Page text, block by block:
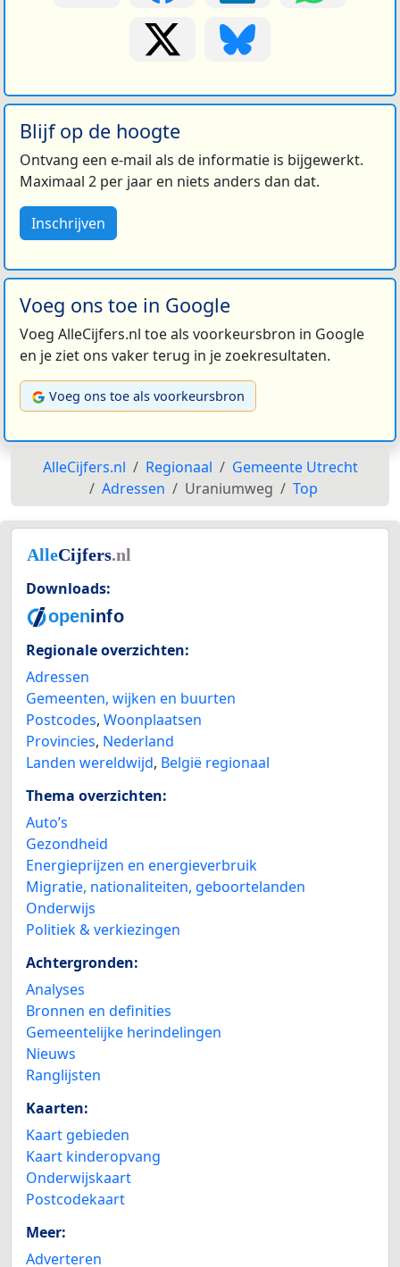
Blijf op de hoogte
Ontvang een e-mail als de informatie is bijgewerkt.
Maximaal 2 per jaar en niets anders dan dat.
Inschrijven
Voeg ons toe in Google
Voeg AlleCijfers.nl toe als voorkeursbron in Google
en je ziet ons vaker terug in je zoekresultaten.
Voeg ons toe als voorkeursbron
AlleCijfers.nl Regionaal
Gemeente Utrecht
Adressen
Uraniumweg Top
Downloads:
Regionale overzichten:
Adressen
Gemeenten, wijken en buurten
Postcodes, Woonplaatsen
Provincies, Nederland
Landen wereldwijd, België regionaal
Thema overzichten:
Auto’s
Gezondheid
Energieprijzen en energieverbruik
Migratie, nationaliteiten, geboortelanden
Onderwijs
Politiek & verkiezingen
Achtergronden:
Analyses
Bronnen en definities
Gemeentelijke herindelingen
Nieuws
Ranglijsten
Kaarten:
Kaart gebieden
Kaart kinderopvang
Onderwijskaart
Postcodekaart
Meer:
Adverteren